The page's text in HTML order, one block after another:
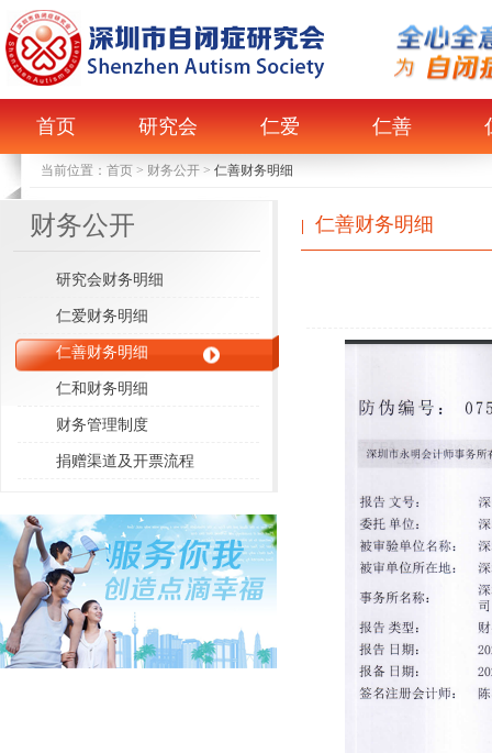
首页 研究会 仁爱 仁善
当前位置： 首页 > 财务公开 > 仁善财务明细
财务公开
研究会财务明细
仁爱财务明细
仁善财务明细
仁和财务明细
财务管理制度
捐赠渠道及开票流程
仁善财务明细